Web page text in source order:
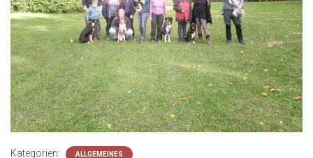
Kategorien: ALLGEMEINES